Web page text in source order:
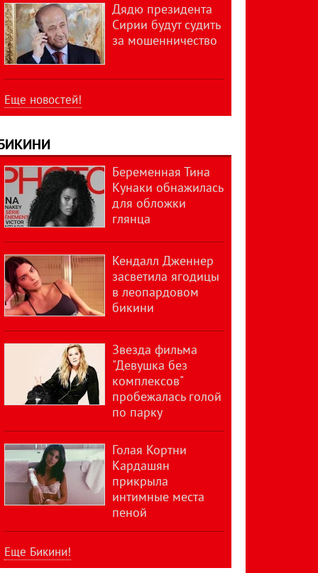
Дядю президента
Сирии будут судить
за мошенничество
Еще новостей!
Беременная Тина
Кунаки обнажилась
для обложки
глянца
Кендалл Дженнер
засветила ягодицы
в леопардовом
бикини
Звезда фильма
"Девушка без
комплексов"
пробежалась голой
по парку
Голая Кортни
Кардашян
прикрыла
интимные места
пеной
Еще Бикини!